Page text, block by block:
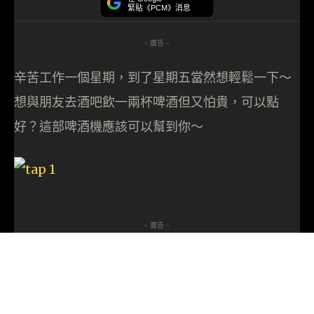
緊貼《PCM》消息
- 廣告 -
辛苦工作一個星期，到了星期五當然想輕鬆一下～
想與朋友去酒吧飲一兩杯啤酒但又怕貴，可以點
好？這部啤酒機應該可以幫到你～
- 廣告 -